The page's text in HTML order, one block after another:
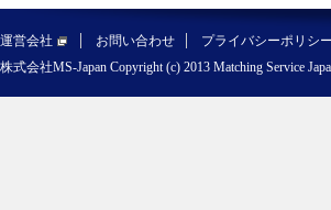
運営会社 お問い合わせ プライバシーポリシー
株式会社MS-Japan Copyright (c) 2013 Matching Service